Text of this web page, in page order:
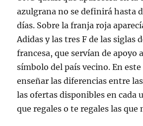
azulgrana no se definirá hasta
días. Sobre la franja roja
Adidas y las tres F de las siglas
francesa, que servían de apoyo
símbolo del país vecino. En
enseñar las diferencias entre
las ofertas disponibles en cada
que regales o te regales las que